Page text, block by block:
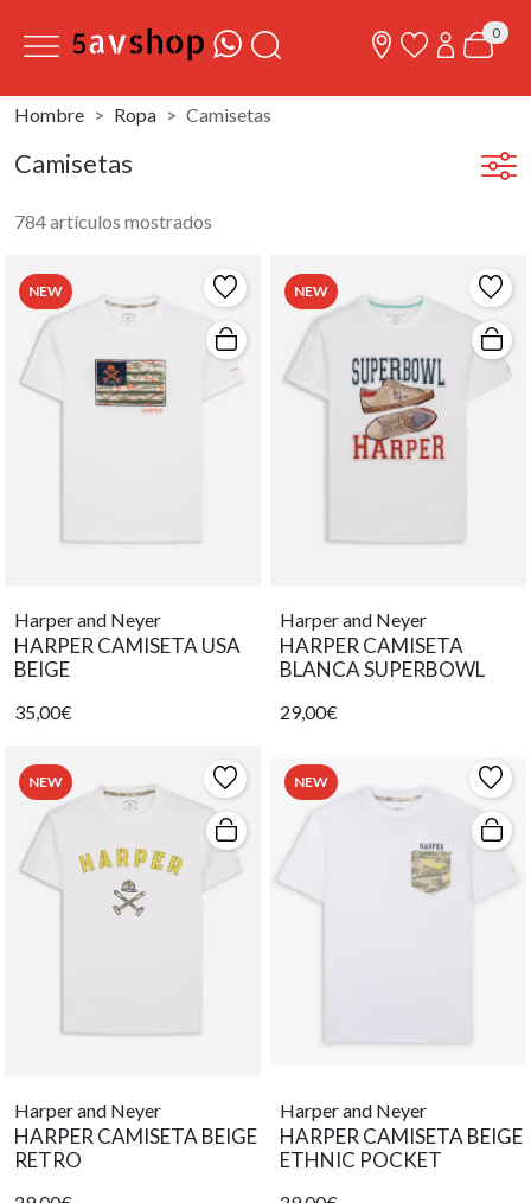
0
Hombre Ropa Camisetas
Camisetas
784 artículos mostrados
NEW
Harper and Neyer
HARPER CAMISETA USA
BEIGE
35,00€
NEW
Harper and Neyer
HARPER CAMISETA
BLANCA SUPERBOWL
29,00€
NEW
Harper and Neyer
HARPER CAMISETA BEIGE
RETRO
NEW
Harper and Neyer
HARPER CAMISETA BEIGE
ETHNIC POCKET